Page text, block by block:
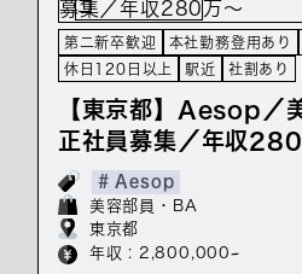
第二新卒歓迎 本社勤務登用あり
休日120日以上
駅近 社割あり
【東京都】Aesop／
正社員募集／年収
# Aesop
美容部員・BA
東京都
年収 : 2,800,000~